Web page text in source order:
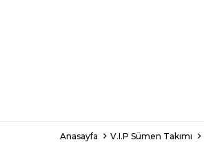
Anasayfa V.I.P Sümen Takımı